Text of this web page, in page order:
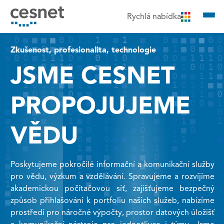
na obsah Rychlá nabídka
Zkušenost, profesionalita, technologie
JSME CESNET
PROPOJUJEME
VĚDU
Poskytujeme pokročilé informační a komunikační služby
pro vědu, výzkum a vzdělávání. Spravujeme a rozvíjíme
akademickou počítačovou síť, zajišťujeme bezpečný
způsob přihlašování k portfoliu našich služeb, nabízíme
prostředí pro náročné výpočty, prostor datových úložišť